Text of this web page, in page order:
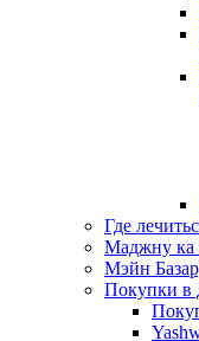
Где
Маджну ка
Мэйн
Покупки в